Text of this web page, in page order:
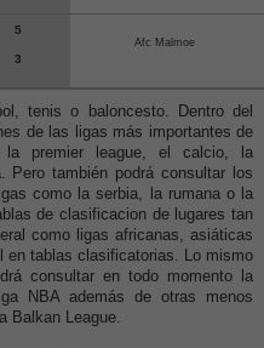
5
3
Afc Malmoe
tenis o baloncesto. Dentro del
de las ligas más importantes de
premier league, el calcio, la
Pero también podrá consultar los
como la serbia, la rumana o la
de clasificacion de lugares tan
como ligas africanas, asiáticas
en tablas clasificatorias. Lo mismo
consultar en todo momento la
NBA además de otras menos
Balkan League.